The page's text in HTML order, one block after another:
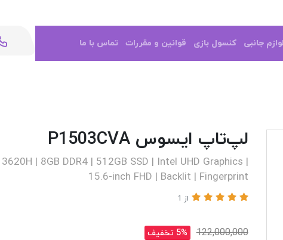
لوازم جانبی کنسول بازی قوانین و مقررات تماس با ما
لپ‌تاپ ایسوس P1503CVA
| 8GB DDR4 | 512GB SSD | Intel UHD Graphics |
15.6-inch FHD | Backlit | Fingerprint
از 1
122,000,000 5% تخفیف